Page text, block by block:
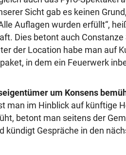
Sicht gab es keinen
Auflagen wurden erfüllt“,
Dies betont auch
der Location habe man auf
in dem ein Feuerwerk
um Konsens
man im Hinblick auf künftige
betont man seitens der
kündigt Gespräche in den